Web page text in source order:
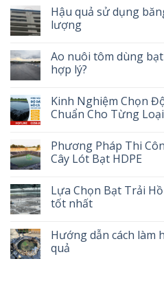
Hậu quả sử dụng
lượng
Ao nuôi tôm dùng
hợp lý?
Kinh Nghiệm Chọn
Chuẩn Cho Từng
Phương Pháp Thi
Cây Lót Bạt HDPE
Lựa Chọn Bạt Trải
tốt nhất
Hướng dẫn cách làm
quả